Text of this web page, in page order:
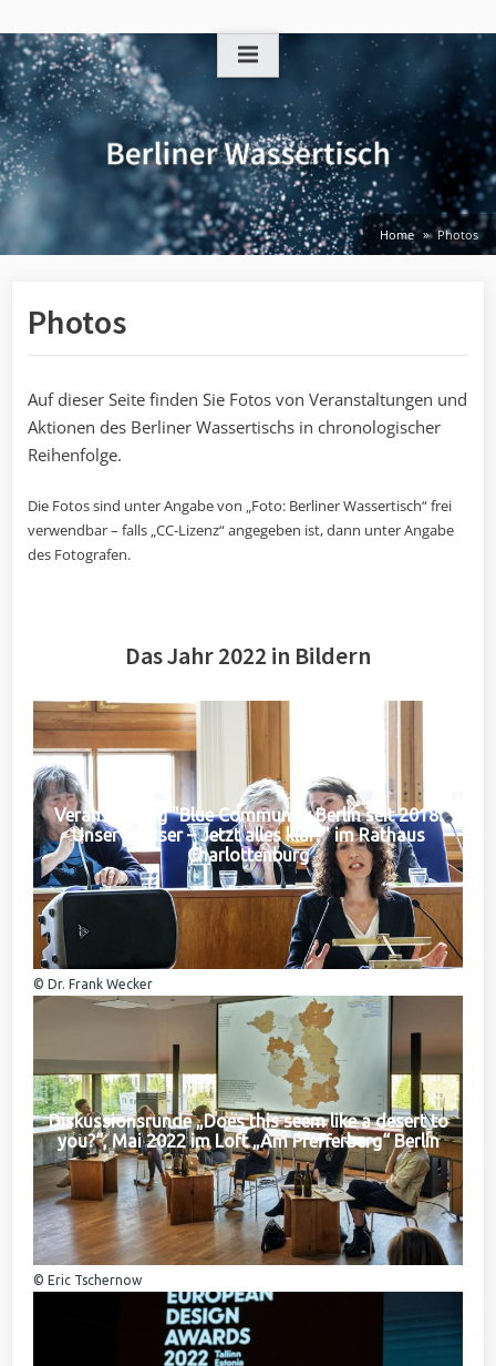
to
content
Home Photos
Photos
Auf dieser Seite finden Sie Fotos von Veranstaltungen und
Aktionen des Berliner Wassertischs in chronologischer
Reihenfolge.
Die Fotos sind unter Angabe von „Foto: Berliner Wassertisch“ frei
verwendbar – falls „CC-Lizenz“ angegeben ist, dann unter Angabe
des Fotografen.
Das Jahr 2022 in Bildern
Veranstaltung "Blue Community Berlin seit 2018:
Unser Wasser – Jetzt alles klar?" im Rathaus
Charlottenburg
© Dr. Frank Wecker
Diskussionsrunde „Does this seem like a desert to
you?“, Mai 2022 im Loft „Am Pfefferberg“ Berlin
© Eric Tschernow